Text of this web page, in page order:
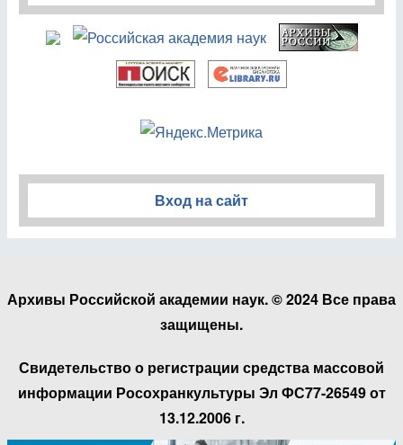
Вход на сайт
Архивы Российской академии наук. © 2024 Все права
защищены.
Свидетельство о регистрации средства массовой
информации Росохранкультуры Эл ФС77-26549 от
13.12.2006 г.